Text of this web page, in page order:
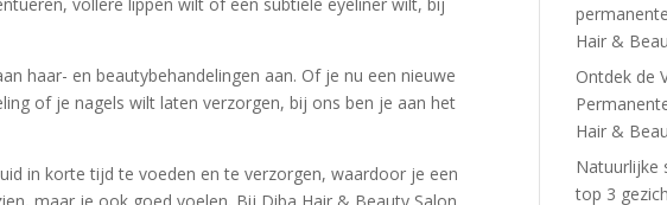
haar- en beautybehandelingen aan. Of je nu een nieuwe
of je nagels wilt laten verzorgen, bij ons ben je aan het
in korte tijd te voeden en te verzorgen, waardoor je een
Hair &
Ontdek de
Hair &
Natuurlijke
top 3